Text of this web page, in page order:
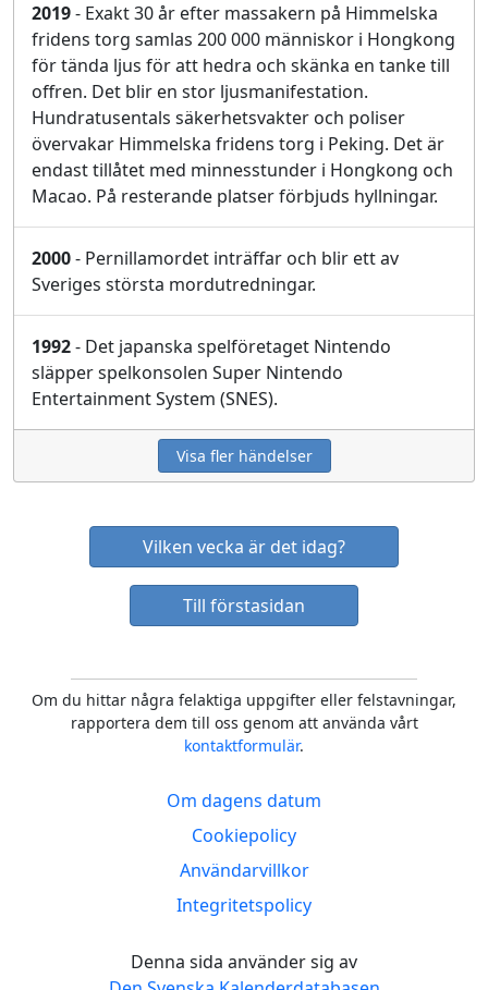
2019- Exakt 30 år efter massakern på Himmelska
fridens torg samlas 200 000 människor i Hongkong
för tända ljus för att hedra och skänka en tanke till
offren. Det blir en stor ljusmanifestation.
Hundratusentals säkerhetsvakter och poliser
övervakar Himmelska fridens torg i Peking. Det är
endast tillåtet med minnesstunder i Hongkong och
Macao. På resterande platser förbjuds hyllningar.
2000- Pernillamordet inträffar och blir ett av
Sveriges största mordutredningar.
1992- Det japanska spelföretaget Nintendo
släpper spelkonsolen Super Nintendo
Entertainment System (SNES).
Visa fler händelser
Vilken vecka är det idag?
Till förstasidan
Om du hittar några felaktiga uppgifter eller felstavningar,
rapportera dem till oss genom att använda vårt
kontaktformulär.
Om dagens datum
Cookiepolicy
Användarvillkor
Integritetspolicy
Denna sida använder sig av